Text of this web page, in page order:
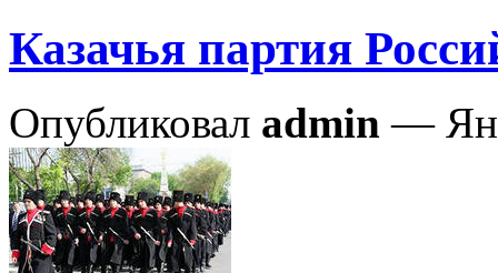
Казачья партия
Опубликовал admin —